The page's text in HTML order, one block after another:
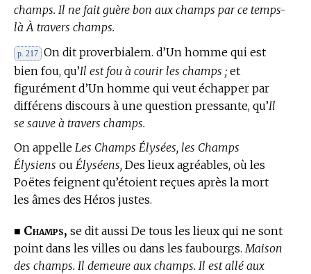
champs. Il ne fait guère bon aux champs par ce temps-
là À travers champs.
p. 217 On dit proverbialem. d’Un homme qui est
bien fou, qu’Il est fou à courir les champs ; et
figurément d’Un homme qui veut échapper par
différens discours à une question pressante, qu’Il
se sauve à travers champs.
On appelle Les Champs Élysées, les Champs
Élysiens ou Élyséens, Des lieux agréables, où les
Poëtes feignent qu’étoient reçues après la mort
les âmes des Héros justes.
■ Champs, se dit aussi De tous les lieux qui ne sont
point dans les villes ou dans les faubourgs.Maison
des champs. Il demeure aux champs. Il est allé aux